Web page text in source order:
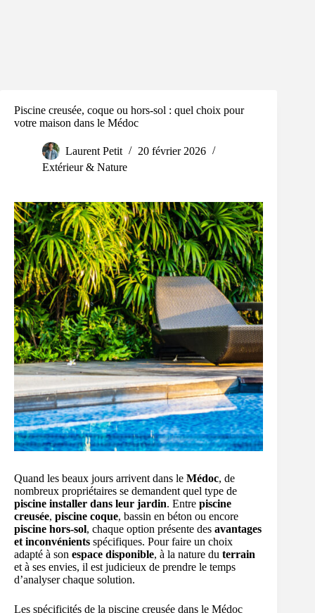
Piscine creusée, coque ou hors-sol : quel choix pour
votre maison dans le Médoc
Laurent Petit
20 février 2026
Extérieur & Nature
Quand les beaux jours arrivent dans le Médoc, de
nombreux propriétaires se demandent quel type de
piscine installer dans leur jardin. Entre piscine
creusée, piscine coque, bassin en béton ou encore
piscine hors-sol, chaque option présente des avantages
et inconvénients spécifiques. Pour faire un choix
adapté à son espace disponible, à la nature du terrain
et à ses envies, il est judicieux de prendre le temps
d’analyser chaque solution.
Les spécificités de la piscine creusée dans le Médoc